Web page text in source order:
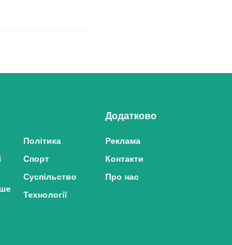
Політика
Спорт
Суспільство
Технології
Додатково
Реклама
Контакти
Про нас